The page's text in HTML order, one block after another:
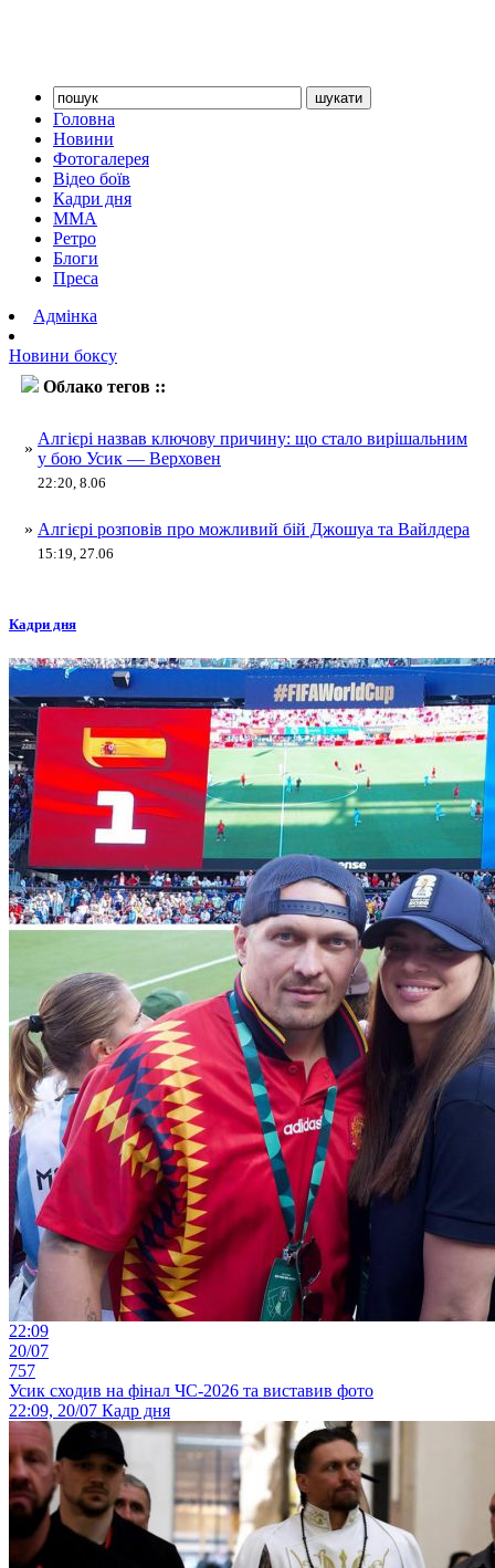
Головна
Новини
Фотогалерея
Відео боїв
Кадри дня
ММА
Ретро
Блоги
Преса
Адмінка
Новини боксу
Облако тегов ::
»
Алгієрі назвав ключову причину: що стало вирішальним
у бою Усик — Верховен
22:20, 8.06
» Алгієрі розповів про можливий бій Джошуа та Вайлдера
15:19, 27.06
Кадри дня
22:09
20/07
757
Усик сходив на фінал ЧС-2026 та виставив фото
22:09, 20/07 Кадр дня